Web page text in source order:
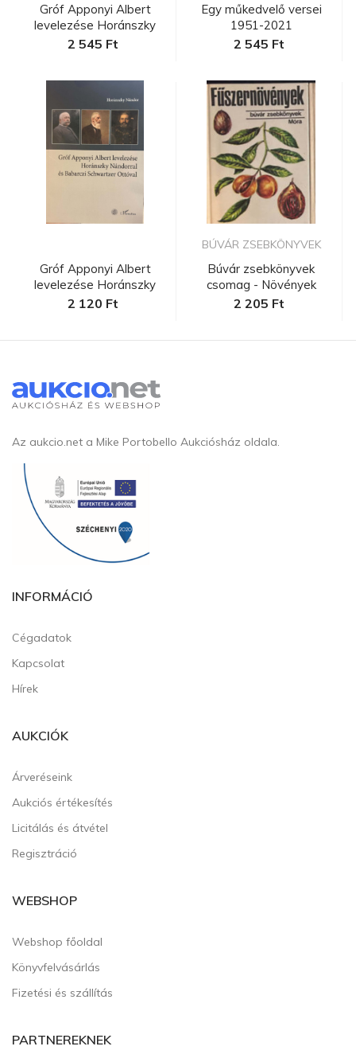
Gróf Apponyi Albert
levelezése Horánszky
Nándorra...
2 545 Ft
Gróf Apponyi Albert
levelezése Horánszky
Nándorra...
2 120 Ft
Egy műkedvelő versei
1951-2021
2 545 Ft
BÚVÁR ZSEBKÖNYVEK
Búvár zsebkönyvek
csomag - Növények
2 205 Ft
Az aukcio.net a Mike Portobello Aukciósház oldala.
INFORMÁCIÓ
Cégadatok
Kapcsolat
Hírek
AUKCIÓK
Árveréseink
Aukciós értékesítés
Licitálás és átvétel
Regisztráció
WEBSHOP
Webshop főoldal
Könyvfelvásárlás
Fizetési és szállítás
PARTNEREKNEK